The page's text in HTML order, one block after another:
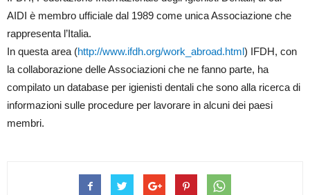
AIDI è membro ufficiale dal 1989 come unica Associazione che
rappresenta l’Italia.
In questa area (http://www.ifdh.org/work_abroad.html) IFDH, con
la collaborazione delle Associazioni che ne fanno parte, ha
compilato un database per igienisti dentali che sono alla ricerca di
informazioni sulle procedure per lavorare in alcuni dei paesi
membri.